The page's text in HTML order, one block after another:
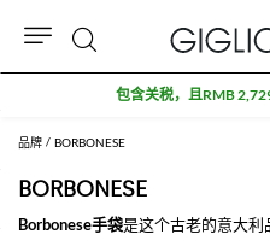
品牌 BORBONESE
BORBONESE
Borbonese手袋是这个古老的意大
包含关税，且RMB